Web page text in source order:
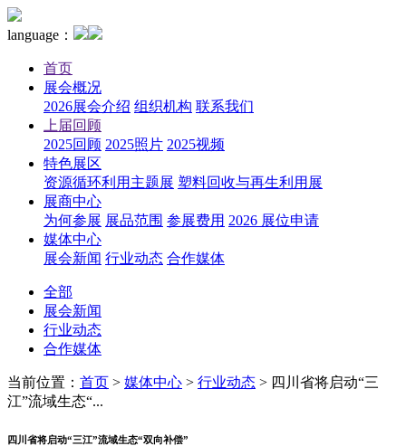
language：
首页
展会概况
2026展会介绍 组织机构 联系我们
上届回顾
2025回顾 2025照片 2025视频
特色展区
资源循环利用主题展 塑料回收与再生利用展
展商中心
为何参展 展品范围 参展费用 2026 展位申请
媒体中心
展会新闻 行业动态 合作媒体
全部
展会新闻
行业动态
合作媒体
当前位置： 首页 > 媒体中心 > 行业动态 > 四川省将启动“三
江”流域生态“...
四川省将启动“三江”流域生态“双向补偿”